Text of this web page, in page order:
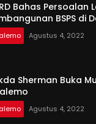
Bahas Persoalan
BSPS di
Agustus 4, 2022
Sherman Buka
Agustus 4, 2022